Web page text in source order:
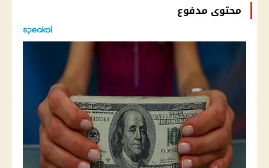
محتوى مدفوع